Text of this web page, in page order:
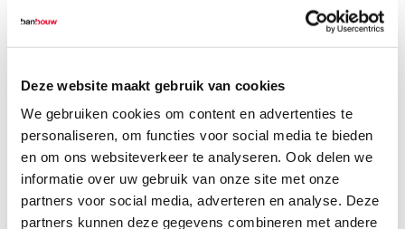
Deze website maakt gebruik van cookies
We gebruiken cookies om content en advertenties te
personaliseren, om functies voor social media te bieden
en om ons websiteverkeer te analyseren. Ook delen we
informatie over uw gebruik van onze site met onze
partners voor social media, adverteren en analyse. Deze
partners kunnen deze gegevens combineren met andere
Naderhand zal er worden […]
Lees meer
6 FEBRUARI 2015